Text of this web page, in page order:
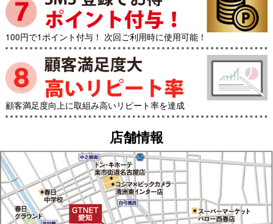
100円で1ポイント付与！ 次回ご利用時に使用可能！
顧客満足度向上に取組み高いリピート率を達成
店舗情報